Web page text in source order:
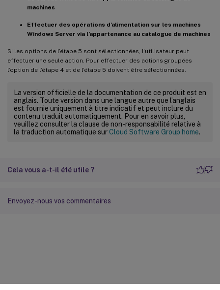
machines
Effectuer des opérations d’alimentation sur les machines
Windows Server via l’appartenance au catalogue de machines
Si les options de l’étape 5 sont sélectionnées, l’utilisateur peut
effectuer une seule action. Pour effectuer des actions groupées
l’option de l’étape 4 et de l’étape 5 doivent être sélectionnées.
La version officielle de la documentation de ce produit est en
anglais. Toute version dans une langue autre que l’anglais
est fournie uniquement à titre indicatif et peut inclure du
contenu traduit automatiquement. Pour en savoir plus,
veuillez consulter la clause de non-responsabilité relative à
la traduction automatique surCloud Software Group home.
Cela vous a-t-il été utile ?
Envoyez-nous vos commentaires